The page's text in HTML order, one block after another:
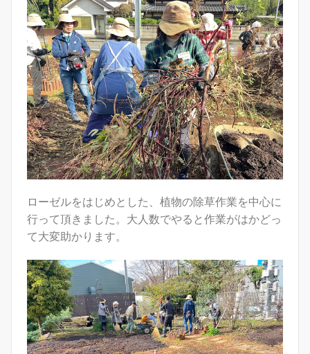
ローゼルをはじめとした、植物の除草作業を中心に
行って頂きました。大人数でやると作業がはかどっ
て大変助かります。